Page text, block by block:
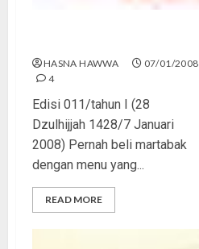
HASNA HAWWA
07/01/2008
4
Edisi 011/tahun I (28
Dzulhijjah 1428/7 Januari
2008) Pernah beli martabak
dengan menu yang...
READ MORE